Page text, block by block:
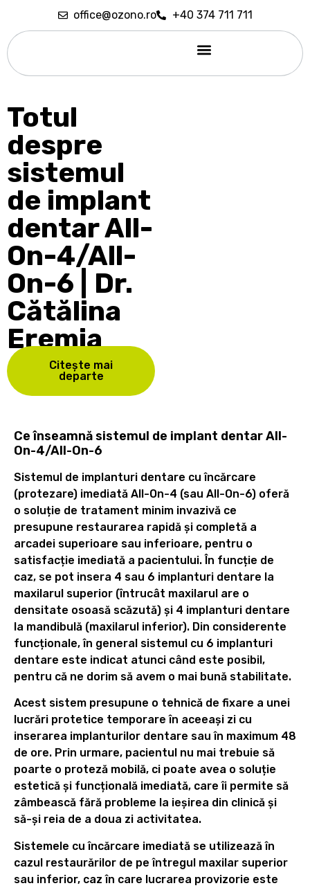
office@ozono.ro +40 374 711 711
Totul
despre
sistemul
de implant
dentar All-
On-4/All-
On-6 | Dr.
Cătălina
Eremia
Citește mai
departe
Ce înseamnă sistemul de implant dentar All-
On-4/All-On-6
Sistemul de implanturi dentare cu încărcare
(protezare) imediată All-On-4 (sau All-On-6) oferă
o soluție de tratament minim invazivă ce
presupune restaurarea rapidă și completă a
arcadei superioare sau inferioare, pentru o
satisfacție imediată a pacientului. În funcție de
caz, se pot insera 4 sau 6 implanturi dentare la
maxilarul superior (întrucât maxilarul are o
densitate osoasă scăzută) și 4 implanturi dentare
la mandibulă (maxilarul inferior). Din considerente
funcționale, în general sistemul cu 6 implanturi
dentare este indicat atunci când este posibil,
pentru că ne dorim să avem o mai bună stabilitate.
Acest sistem presupune o tehnică de fixare a unei
lucrări protetice temporare în aceeaşi zi cu
inserarea implanturilor dentare sau în maximum 48
de ore. Prin urmare, pacientul nu mai trebuie să
poarte o proteză mobilă, ci poate avea o soluție
estetică și funcțională imediată, care îi permite să
zâmbească fără probleme la ieşirea din clinică și
să-și reia de a doua zi activitatea.
Sistemele cu încărcare imediată se utilizează în
cazul restaurărilor de pe întregul maxilar superior
sau inferior, caz în care lucrarea provizorie este